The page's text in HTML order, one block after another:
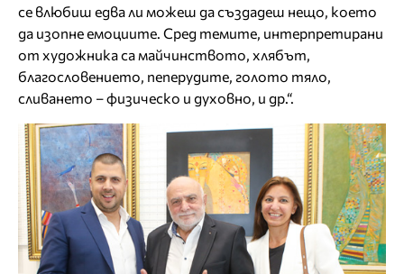
се влюбиш едва ли можеш да създадеш нещо, което
да изопне емоциите. Сред темите, интерпретирани
от художника са майчинството, хлябът,
благословението, пеперудите, голото тяло,
сливането – физическо и духовно, и др.“.